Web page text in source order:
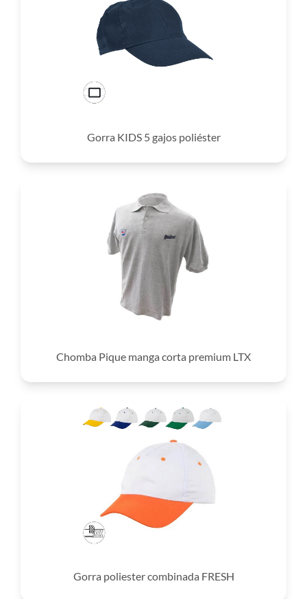
Gorra KIDS 5 gajos poliéster
Chomba Pique manga corta premium LTX
Gorra poliester combinada FRESH